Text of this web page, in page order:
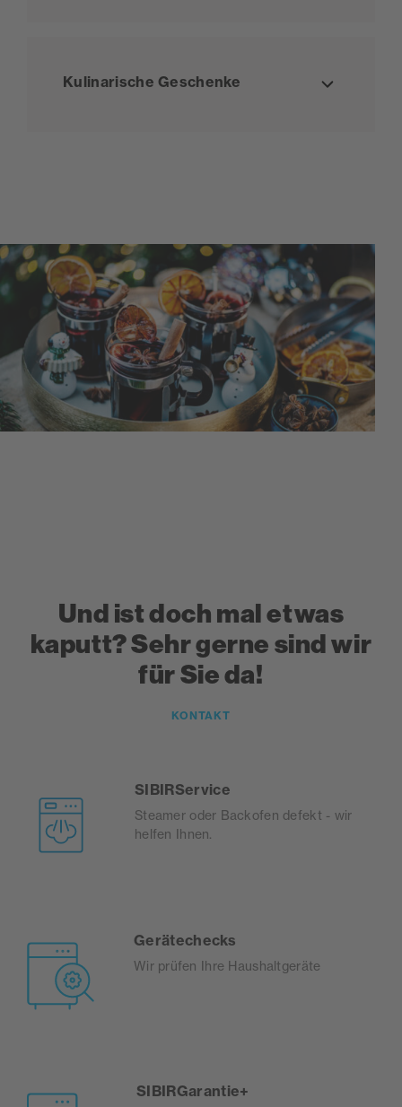
Kulinarische Geschenke
Und ist doch mal etwas
kaputt? Sehr gerne sind wir
für Sie da!
KONTAKT
SIBIRService
Steamer oder Backofen defekt - wir
helfen Ihnen.
Gerätechecks
Wir prüfen Ihre Haushaltgeräte
SIBIRGarantie+